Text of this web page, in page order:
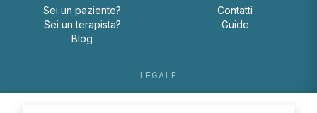
Sei un paziente?
Sei un terapista?
Blog
Contatti
Guide
LEGALE